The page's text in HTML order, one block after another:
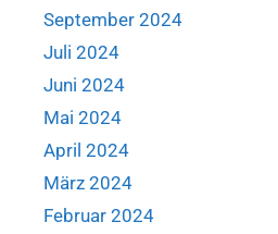
September 2024
Juli 2024
Juni 2024
Mai 2024
April 2024
März 2024
Februar 2024